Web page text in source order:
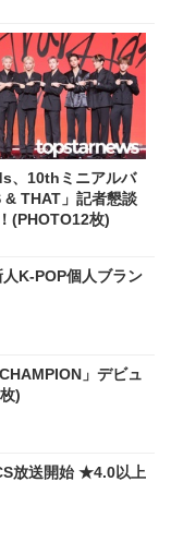
、10thミニアルバ
& THAT」記者懇談
(PHOTO12枚)
K-POP個人ブラン
」デビュ
)
放送開始 ★4.0以上